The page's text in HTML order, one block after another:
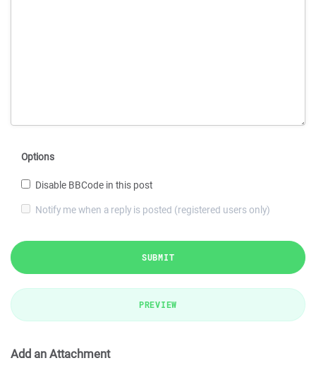
Options
Disable BBCode in this post
Notify me when a reply is posted (registered users only)
SUBMIT
PREVIEW
Add an Attachment